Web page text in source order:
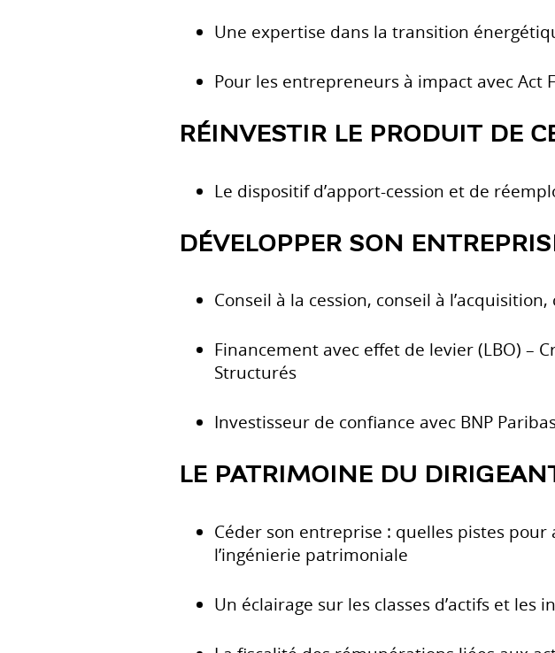
Une expertise dans la transition
Pour les entrepreneurs à impact avec Act
RÉINVESTIR LE PRODUIT DE
Le dispositif d’apport-cession et de
DÉVELOPPER SON
Conseil à la cession, conseil à
Financement avec effet de levier (LBO) –
Structurés
Investisseur de confiance avec BNP
LE PATRIMOINE DU
Céder son entreprise : quelles pistes
l’ingénierie patrimoniale
Un éclairage sur les classes d’actifs et